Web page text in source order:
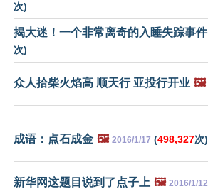
次)
揭大迷！一个非常离奇的入睡失踪事件
次)
众人拾柴火焰高 顺天行 亚投行开业 🖼️
成语：点石成金 🖼️ 2016/1/17 (498,327次)
新华网这题目说到了点子上 🖼️ 2016/1/12